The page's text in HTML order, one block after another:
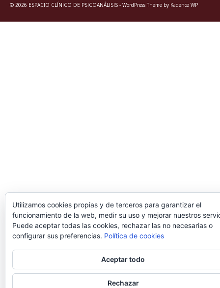
© 2026 ESPACIO CLÍNICO DE PSICOANÁLISIS - WordPress Theme by Kadence WP
Utilizamos cookies propias y de terceros para garantizar el
funcionamiento de la web, medir su uso y mejorar nuestros
Puede aceptar todas las cookies, rechazar las no necesarias o
configurar sus preferencias. Política de cookies
Aceptar todo
Rechazar